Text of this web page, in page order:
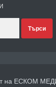
Търси
на ЕСКОМ